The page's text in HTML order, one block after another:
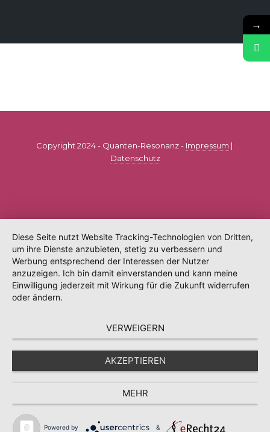
Copyright 2024 - Quanten-Resonanz - Impressum |
Datenschutz
→
Diese Seite nutzt Website Tracking-Technologien von Dritten,
um ihre Dienste anzubieten, stetig zu verbessern und
Werbung entsprechend der Interessen der Nutzer
anzuzeigen. Ich bin damit einverstanden und kann meine
Einwilligung jederzeit mit Wirkung für die Zukunft widerrufen
oder ändern.
VERWEIGERN
AKZEPTIEREN
MEHR
Powered by &